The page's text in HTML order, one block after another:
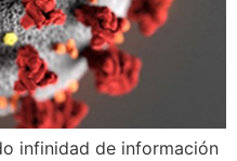
infinidad de información